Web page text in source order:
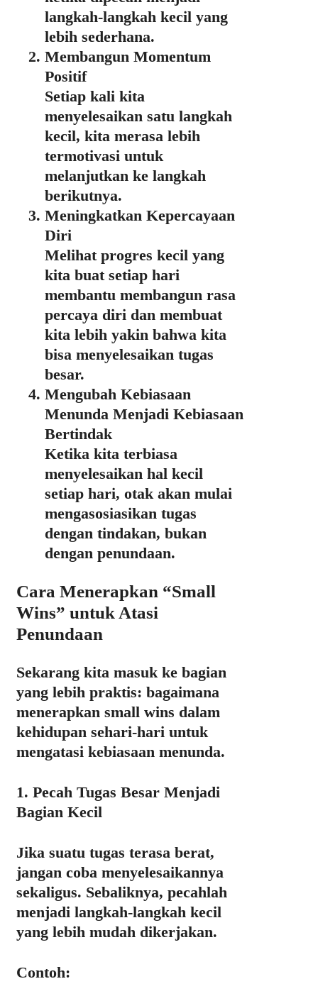
langkah-langkah kecil yang
lebih sederhana.
Membangun Momentum
Positif
Setiap kali kita
menyelesaikan satu langkah
kecil, kita merasa lebih
termotivasi untuk
melanjutkan ke langkah
berikutnya.
Meningkatkan Kepercayaan
Diri
Melihat progres kecil yang
kita buat setiap hari
membantu membangun rasa
percaya diri dan membuat
kita lebih yakin bahwa kita
bisa menyelesaikan tugas
besar.
Mengubah Kebiasaan
Menunda Menjadi Kebiasaan
Bertindak
Ketika kita terbiasa
menyelesaikan hal kecil
setiap hari, otak akan mulai
mengasosiasikan tugas
dengan tindakan, bukan
dengan penundaan.
Cara Menerapkan “Small
Wins” untuk Atasi
Penundaan
Sekarang kita masuk ke bagian
yang lebih praktis: bagaimana
menerapkan small wins dalam
kehidupan sehari-hari untuk
mengatasi kebiasaan menunda.
1. Pecah Tugas Besar Menjadi
Bagian Kecil
Jika suatu tugas terasa berat,
jangan coba menyelesaikannya
sekaligus. Sebaliknya, pecahlah
menjadi langkah-langkah kecil
yang lebih mudah dikerjakan.
Contoh: